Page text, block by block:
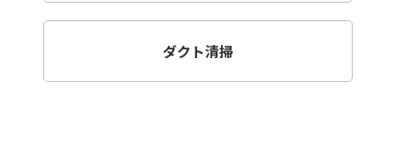
ダクト清掃